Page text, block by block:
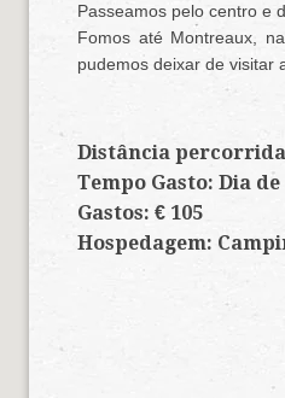
Passeamos pelo centro e
Fomos até Montreaux,
pudemos deixar de visitar
Distância
Tempo Gasto: Dia
Gastos: € 105
Hospedagem: